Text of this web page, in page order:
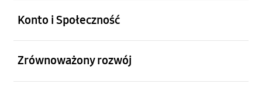
Konto i Społeczność
Zrównoważony rozwój